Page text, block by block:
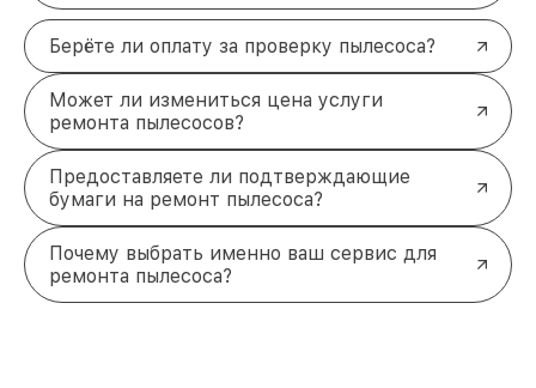
Берёте ли оплату за проверку пылесоса?
Может ли измениться цена услуги
ремонта пылесосов?
Предоставляете ли подтверждающие
бумаги на ремонт пылесоса?
Почему выбрать именно ваш сервис для
ремонта пылесоса?